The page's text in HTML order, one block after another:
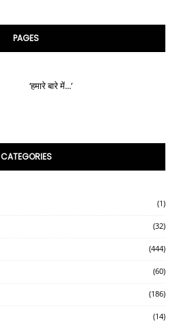
PAGES
‘हमारे बारे में...’
CATEGORIES
(1)
(32)
(444)
(60)
(186)
(14)